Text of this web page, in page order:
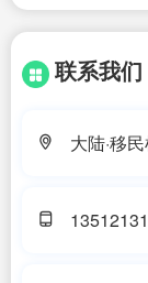
联系我们
大陆·移